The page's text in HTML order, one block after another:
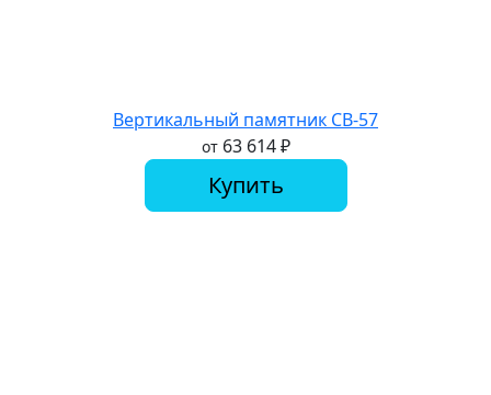
Вертикальный памятник СВ-57
от 63 614₽
Купить